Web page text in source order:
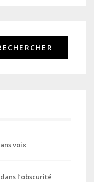
voix
l’obscurité